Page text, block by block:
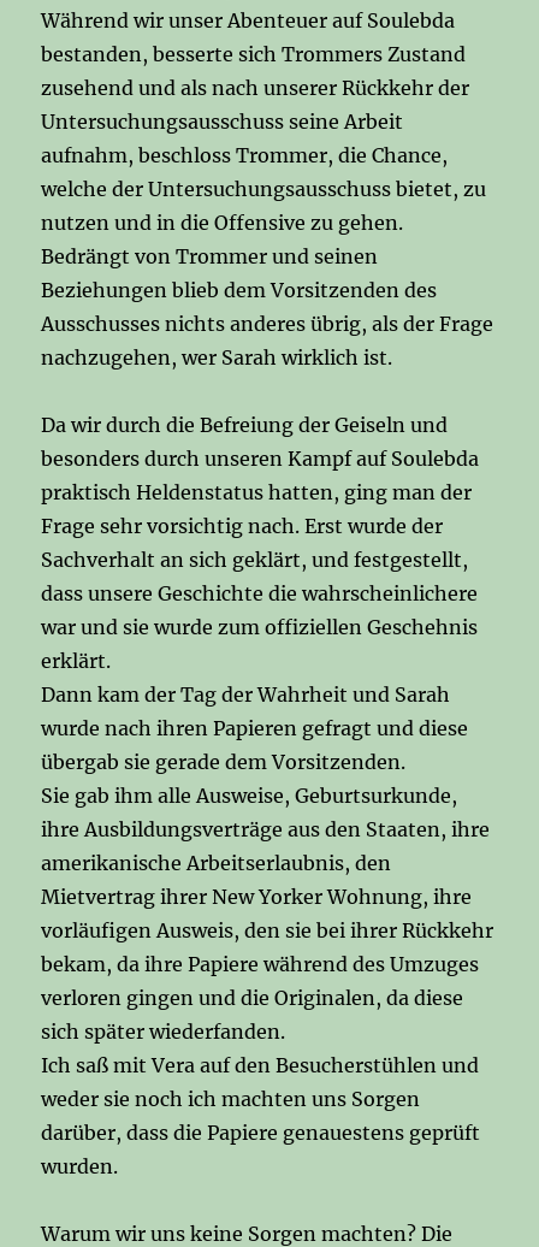
Während wir unser Abenteuer auf Soulebda
bestanden, besserte sich Trommers Zustand
zusehend und als nach unserer Rückkehr der
Untersuchungsausschuss seine Arbeit
aufnahm, beschloss Trommer, die Chance,
welche der Untersuchungsausschuss bietet, zu
nutzen und in die Offensive zu gehen.
Bedrängt von Trommer und seinen
Beziehungen blieb dem Vorsitzenden des
Ausschusses nichts anderes übrig, als der Frage
nachzugehen, wer Sarah wirklich ist.
Da wir durch die Befreiung der Geiseln und
besonders durch unseren Kampf auf Soulebda
praktisch Heldenstatus hatten, ging man der
Frage sehr vorsichtig nach. Erst wurde der
Sachverhalt an sich geklärt, und festgestellt,
dass unsere Geschichte die wahrscheinlichere
war und sie wurde zum offiziellen Geschehnis
erklärt.
Dann kam der Tag der Wahrheit und Sarah
wurde nach ihren Papieren gefragt und diese
übergab sie gerade dem Vorsitzenden.
Sie gab ihm alle Ausweise, Geburtsurkunde,
ihre Ausbildungsverträge aus den Staaten, ihre
amerikanische Arbeitserlaubnis, den
Mietvertrag ihrer New Yorker Wohnung, ihre
vorläufigen Ausweis, den sie bei ihrer Rückkehr
bekam, da ihre Papiere während des Umzuges
verloren gingen und die Originalen, da diese
sich später wiederfanden.
Ich saß mit Vera auf den Besucherstühlen und
weder sie noch ich machten uns Sorgen
darüber, dass die Papiere genauestens geprüft
wurden.
Warum wir uns keine Sorgen machten? Die